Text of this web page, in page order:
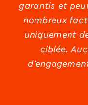
garantis et
nombreux
uniquement
ciblée.